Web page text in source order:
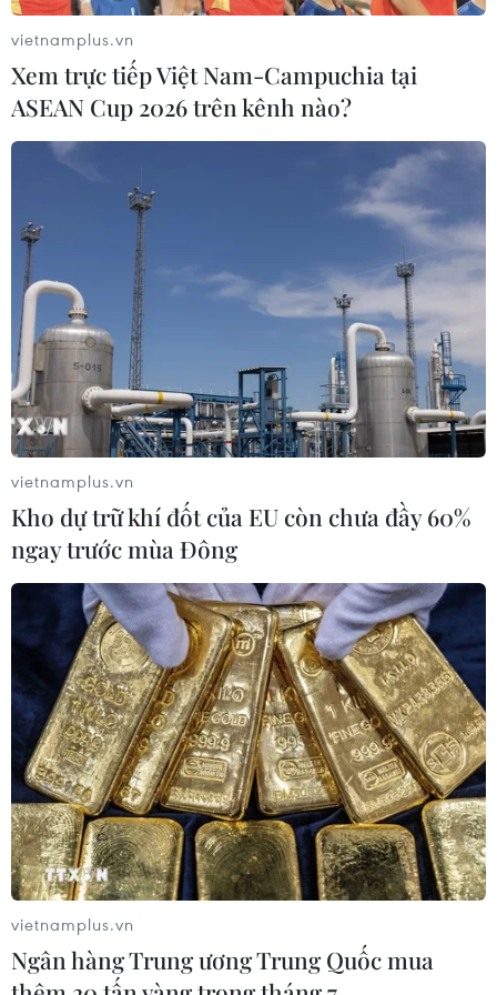
vietnamplus.vn
Xem trực tiếp Việt Nam-Campuchia tại
ASEAN Cup 2026 trên kênh nào?
vietnamplus.vn
Kho dự trữ khí đốt của EU còn chưa đầy 60%
ngay trước mùa Đông
vietnamplus.vn
Ngân hàng Trung ương Trung Quốc mua